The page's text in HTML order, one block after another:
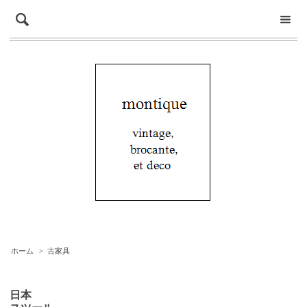
ホーム > 古家具
日本